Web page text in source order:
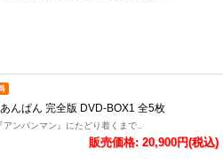
んぱん 完全版 DVD-BOX1 全5枚
アンパンマン』にたどり着くまで..
販売価格: 20,900円(税込)